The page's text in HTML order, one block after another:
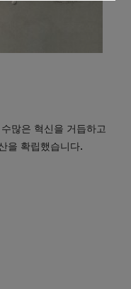
많은 혁신을 거듭하고
을 확립했습니다.